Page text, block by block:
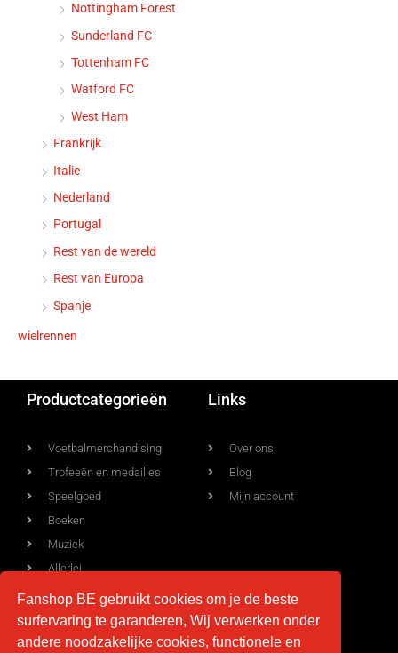
Nottingham Forest
Sunderland FC
Tottenham FC
Watford FC
West Ham
Frankrijk
Italie
Nederland
Portugal
Rest van de wereld
Rest van Europa
Spanje
wielrennen
Productcategorieën
Voetbalmerchandising
Trofeeën en medailles
Speelgoed
Boeken
Muziek
Allerlei
Links
Over ons
Blog
Mijn account
Voorwaarden Contact
Fanshop BE gebruikt cookies om je de beste
surfervaring te garanderen, Wij verwerken onder
andere noodzakelijke cookies, functionele en